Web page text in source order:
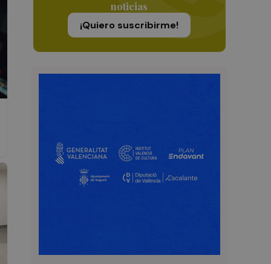
noticias
¡Quiero suscribirme!